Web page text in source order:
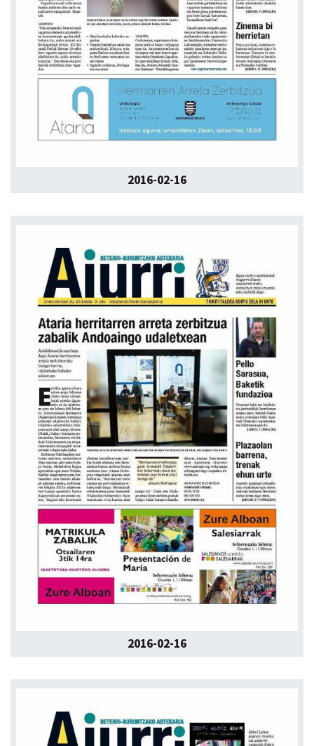
2016-02-16
2016-02-16